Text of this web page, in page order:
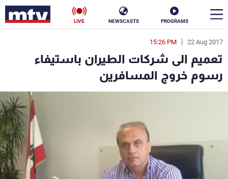
PROGRAMS
NEWSCASTS
LIVE
22 Aug 2017
15:26 PM
تعميم الى شركات الطيران باستيفاء
رسوم خروج المسافرين
en
الأخبار
سياسة ناس
منوعات
كأس العالم